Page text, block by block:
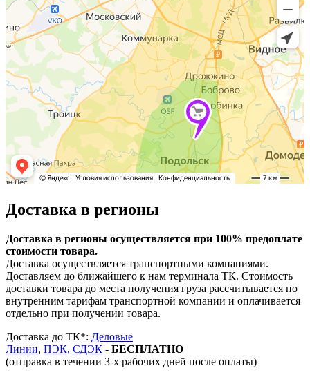
Доставка в регионы
Доставка в регионы осуществляется при 100% предоплате
стоимости товара.
Доставка осуществляется транспортными компаниями.
Доставляем до ближайшего к нам терминала ТК. Стоимость
доставки товара до места получения груза рассчитывается по
внутренним тарифам транспортной компании и оплачивается
отдельно при получении товара.
Доставка до ТК*: Деловые
Линии, ПЭК, СДЭК - БЕСПЛАТНО
(отправка в течении 3-х рабочих дней после оплаты)